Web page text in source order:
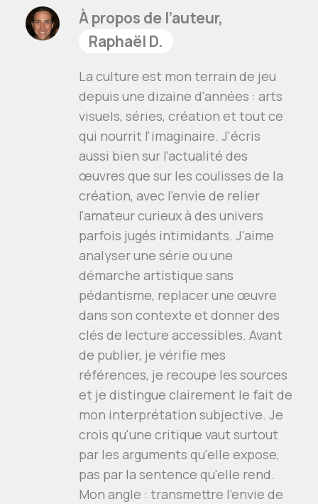
À propos de l’auteur,
Raphaël D.
La culture est mon terrain de jeu
depuis une dizaine d'années : arts
visuels, séries, création et tout ce
qui nourrit l'imaginaire. J'écris
aussi bien sur l'actualité des
œuvres que sur les coulisses de la
création, avec l'envie de relier
l'amateur curieux à des univers
parfois jugés intimidants. J'aime
analyser une série ou une
démarche artistique sans
pédantisme, replacer une œuvre
dans son contexte et donner des
clés de lecture accessibles. Avant
de publier, je vérifie mes
références, je recoupe les sources
et je distingue clairement le fait de
mon interprétation subjective. Je
crois qu'une critique vaut surtout
par les arguments qu'elle expose,
pas par la sentence qu'elle rend.
Mon angle : transmettre l'envie de